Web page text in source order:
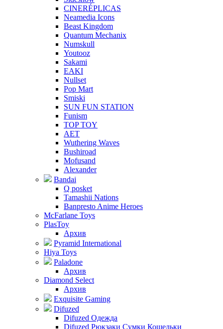
CINERÉPLICAS
Neamedia Icons
Beast Kingdom
Quantum Mechanix
Numskull
Youtooz
Sakami
EAKI
Nullset
Pop Mart
Smiski
SUN FUN STATION
Funism
TOP TOY
AET
Wuthering Waves
Bushiroad
Mofusand
Alexander
Bandai
Q posket
Tamashii Nations
Banpresto Anime Heroes
McFarlane Toys
PlasToy
Архив
Pyramid International
Hiya Toys
Paladone
Архив
Diamond Select
Архив
Exquisite Gaming
Difuzed
Difuzed Одежда
Difuzed Рюкзаки Сумки Кошельки